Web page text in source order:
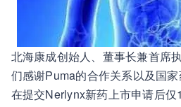
北海康成创始人、董事长兼首席
们感谢Puma的合作关系以及国
在提交Nerlynx新药上市申请后